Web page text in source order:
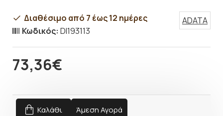
73,36€
Διαθέσιμο από 7 έως 12 ημέρες
Κωδικός: DI193113
ADATA
Καλάθι Άμεση Αγορά